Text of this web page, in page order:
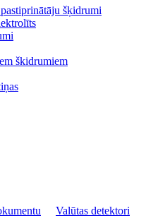
šķidrumi
škidrumiem
Valūtas detektori